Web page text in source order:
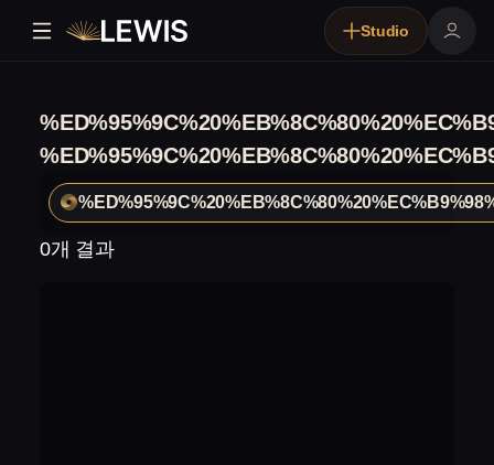
Studio
0개 결과